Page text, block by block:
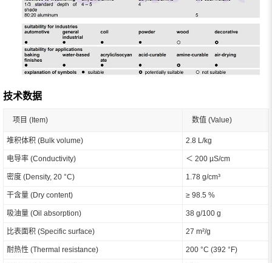
技术数据
项目 (Item) 数值 (Value)
堆积体积 (Bulk volume) 2.8 L/kg
电导率 (Conductivity) ＜ 200 µS/cm
密度 (Density, 20 °C) 1.78 g/cm³
干含量 (Dry content) ≥ 98.5 %
吸油量 (Oil absorption) 38 g/100 g
比表面积 (Specific surface) 27 m²/g
耐热性 (Thermal resistance) 200 °C (392 °F)